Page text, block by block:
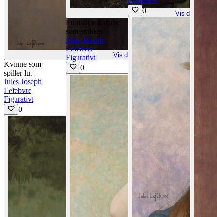
Vis detaljer
Kvinne som
spiller lut
Jules Joseph
Lefebvre
Figurativt
0
Vis detaljer
En italiensk dame
som strikker
Jules Joseph
Lefebvre
Figurativt
0
0